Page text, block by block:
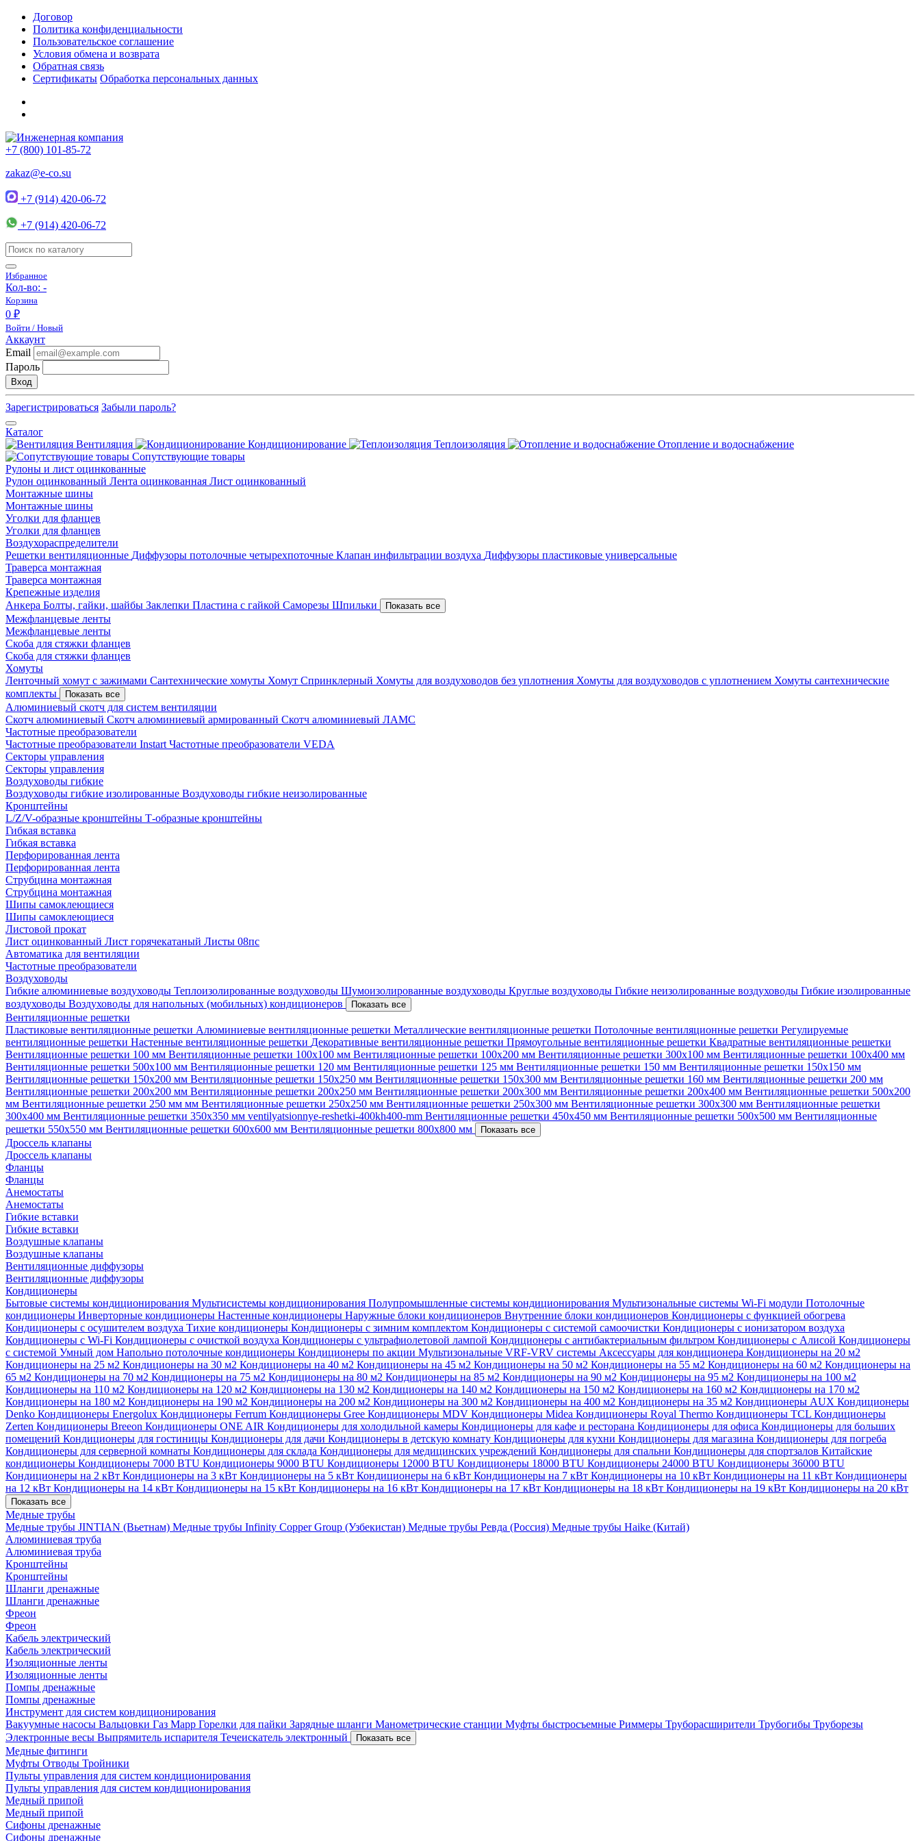
Договор
Политика конфиденциальности
Пользовательское соглашение
Условия обмена и возврата
Обратная связь
Сертификаты Обработка персональных данных
+7 (800) 101-85-72
zakaz@e-co.su
+7 (914) 420-06-72
+7 (914) 420-06-72
Избранное
Кол-во: -
Корзина
0 ₽
Войти / Новый
Аккаунт
Email
Пароль
Вход
Зарегистрироваться Забыли пароль?
Каталог
Вентиляция
Кондиционирование Теплоизоляция
Отопление и водоснабжение
Сопутствующие товары
Рулоны и лист оцинкованные
Рулон оцинкованный Лента оцинкованная Лист оцинкованный
Монтажные шины
Монтажные шины
Уголки для фланцев
Уголки для фланцев
Воздухораспределители
Решетки вентиляционные Диффузоры потолочные четырехпоточные Клапан инфильтрации воздуха Диффузоры пластиковые универсальные
Траверса монтажная
Траверса монтажная
Крепежные изделия
Анкера Болты, гайки, шайбы Заклепки Пластина с гайкой Саморезы Шпильки Показать все
Межфланцевые ленты
Межфланцевые ленты
Скоба для стяжки фланцев
Скоба для стяжки фланцев
Хомуты
Ленточный хомут с зажимами Сантехнические хомуты Хомут Спринклерный Хомуты для воздуховодов без уплотнения Хомуты для воздуховодов с уплотнением Хомуты сантехнические
комплекты
Показать все
Алюминиевый скотч для систем вентиляции
Скотч алюминиевый Скотч алюминиевый армированный Скотч алюминиевый ЛАМС
Частотные преобразователи
Частотные преобразователи Instart Частотные преобразователи VEDA
Секторы управления
Секторы управления
Воздуховоды гибкие
Воздуховоды гибкие изолированные Воздуховоды гибкие неизолированные
Кронштейны
L/Z/V-образные кронштейны Т-образные кронштейны
Гибкая вставка
Гибкая вставка
Перфорированная лента
Перфорированная лента
Струбцина монтажная
Струбцина монтажная
Шипы самоклеющиеся
Шипы самоклеющиеся
Листовой прокат
Лист оцинкованный Лист горячекатаный Листы 08пс
Автоматика для вентиляции
Частотные преобразователи
Воздуховоды
Гибкие алюминиевые воздуховоды Теплоизолированные воздуховоды Шумоизолированные воздуховоды Круглые воздуховоды Гибкие неизолированные воздуховоды Гибкие изолированные
воздуховоды Воздуховоды для напольных (мобильных) кондиционеров Показать все
Вентиляционные решетки
Пластиковые вентиляционные решетки Алюминиевые вентиляционные решетки Металлические вентиляционные решетки Потолочные вентиляционные решетки Регулируемые
вентиляционные решетки Настенные вентиляционные решетки Декоративные вентиляционные решетки Прямоугольные вентиляционные решетки Квадратные вентиляционные решетки
Вентиляционные решетки 100 мм Вентиляционные решетки 100х100 мм Вентиляционные решетки 100х200 мм Вентиляционные решетки 300х100 мм Вентиляционные решетки 100х400 мм
Вентиляционные решетки 500х100 мм Вентиляционные решетки 120 мм Вентиляционные решетки 125 мм Вентиляционные решетки 150 мм Вентиляционные решетки 150х150 мм
Вентиляционные решетки 150х200 мм Вентиляционные решетки 150х250 мм Вентиляционные решетки 150х300 мм Вентиляционные решетки 160 мм Вентиляционные решетки 200 мм
Вентиляционные решетки 200х200 мм Вентиляционные решетки 200х250 мм Вентиляционные решетки 200х300 мм Вентиляционные решетки 200х400 мм Вентиляционные решетки 500х200
мм Вентиляционные решетки 250 мм мм Вентиляционные решетки 250х250 мм Вентиляционные решетки 250х300 мм Вентиляционные решетки 300х300 мм Вентиляционные решетки
300х400 мм Вентиляционные решетки 350х350 мм ventilyatsionnye-reshetki-400kh400-mm Вентиляционные решетки 450х450 мм Вентиляционные решетки 500х500 мм Вентиляционные
решетки 550х550 мм Вентиляционные решетки 600х600 мм Вентиляционные решетки 800х800 мм Показать все
Дроссель клапаны
Дроссель клапаны
Фланцы
Фланцы
Анемостаты
Анемостаты
Гибкие вставки
Гибкие вставки
Воздушные клапаны
Воздушные клапаны
Вентиляционные диффузоры
Вентиляционные диффузоры
Кондиционеры
Бытовые системы кондиционирования Мультисистемы кондиционирования Полупромышленные системы кондиционирования Мультизональные системы Wi-Fi модули Потолочные
кондиционеры Инверторные кондиционеры Настенные кондиционеры Наружные блоки кондиционеров Внутренние блоки кондиционеров Кондиционеры с функцией обогрева
Кондиционеры с осушителем воздуха Тихие кондиционеры Кондиционеры с зимним комплектом Кондиционеры с системой самоочистки Кондиционеры с ионизатором воздуха
Кондиционеры с Wi-Fi Кондиционеры с очисткой воздуха Кондиционеры с ультрафиолетовой лампой Кондиционеры с антибактериальным фильтром Кондиционеры с Алисой Кондиционеры
с системой Умный дом Напольно потолочные кондиционеры Кондиционеры по акции Мультизональные VRF-VRV системы Аксессуары для кондиционера Кондиционеры на 20 м2
Кондиционеры на 25 м2 Кондиционеры на 30 м2 Кондиционеры на 40 м2 Кондиционеры на 45 м2 Кондиционеры на 50 м2 Кондиционеры на 55 м2 Кондиционеры на 60 м2 Кондиционеры на
65 м2 Кондиционеры на 70 м2 Кондиционеры на 75 м2 Кондиционеры на 80 м2 Кондиционеры на 85 м2 Кондиционеры на 90 м2 Кондиционеры на 95 м2 Кондиционеры на 100 м2
Кондиционеры на 110 м2 Кондиционеры на 120 м2 Кондиционеры на 130 м2 Кондиционеры на 140 м2 Кондиционеры на 150 м2 Кондиционеры на 160 м2 Кондиционеры на 170 м2
Кондиционеры на 180 м2 Кондиционеры на 190 м2 Кондиционеры на 200 м2 Кондиционеры на 300 м2 Кондиционеры на 400 м2 Кондиционеры на 35 м2 Кондиционеры AUX Кондиционеры
Denko Кондиционеры Energolux Кондиционеры Ferrum Кондиционеры Gree Кондиционеры MDV Кондиционеры Midea Кондиционеры Royal Thermo Кондиционеры TCL Кондиционеры
Zerten Кондиционеры Breeon Кондиционеры ONE AIR Кондиционеры для холодильной камеры Кондиционеры для кафе и ресторана Кондиционеры для офиса Кондиционеры для больших
помещений Кондиционеры для гостиницы Кондиционеры для дачи Кондиционеры в детскую комнату Кондиционеры для кухни Кондиционеры для магазина Кондиционеры для погреба
Кондиционеры для серверной комнаты Кондиционеры для склада Кондиционеры для медицинских учреждений Кондиционеры для спальни Кондиционеры для спортзалов Китайские
кондиционеры Кондиционеры 7000 BTU Кондиционеры 9000 BTU Кондиционеры 12000 BTU Кондиционеры 18000 BTU Кондиционеры 24000 BTU Кондиционеры 36000 BTU
Кондиционеры на 2 кВт Кондиционеры на 3 кВт Кондиционеры на 5 кВт Кондиционеры на 6 кВт Кондиционеры на 7 кВт Кондиционеры на 10 кВт Кондиционеры на 11 кВт Кондиционеры
на 12 кВт Кондиционеры на 14 кВт Кондиционеры на 15 кВт Кондиционеры на 16 кВт Кондиционеры на 17 кВт Кондиционеры на 18 кВт Кондиционеры на 19 кВт Кондиционеры на 20 кВт
Показать все
Медные трубы
Медные трубы JINTIAN (Вьетнам) Медные трубы Infinity Copper Group (Узбекистан) Медные трубы Ревда (Россия) Медные трубы Haike (Китай)
Алюминиевая труба
Алюминиевая труба
Кронштейны
Кронштейны
Шланги дренажные
Шланги дренажные
Фреон
Фреон
Кабель электрический
Кабель электрический
Изоляционные ленты
Изоляционные ленты
Помпы дренажные
Помпы дренажные
Инструмент для систем кондиционирования
Вакуумные насосы Вальцовки Газ Mapp Горелки для пайки Зарядные шланги Манометрические станции Муфты быстросъемные Риммеры Труборасширители Трубогибы Труборезы
Электронные весы Выпрямитель испарителя Течеискатель электронный Показать все
Медные фитинги
Муфты Отводы Тройники
Пульты управления для систем кондиционирования
Пульты управления для систем кондиционирования
Медный припой
Медный припой
Сифоны дренажные
Сифоны дренажные